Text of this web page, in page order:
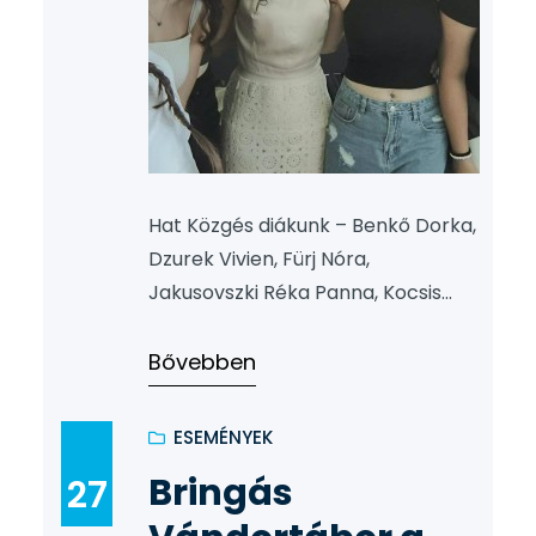
Hat Közgés diákunk – Benkő Dorka,
Dzurek Vivien, Fürj Nóra,
Jakusovszki Réka Panna, Kocsis
június 30-án nagy kalandba vágott:
útnak indultak Ciprusra Dr.
Zámboriné Liker Zita oktatónkkal!
Limassolban töltik, ahol az
Erasmus+ program támogatásával
Bővebben
27
ESEMÉNYEK
Bringás